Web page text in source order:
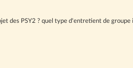
des PSY2 ? quel type d'entretient de groupe